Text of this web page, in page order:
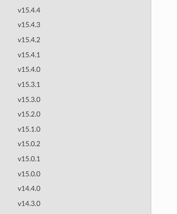
v15.4.4
v15.4.3
v15.4.2
v15.4.1
v15.4.0
v15.3.1
v15.3.0
v15.2.0
v15.1.0
v15.0.2
v15.0.1
v15.0.0
v14.4.0
v14.3.0